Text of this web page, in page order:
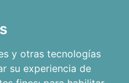
y otras tecnologías
su experiencia de